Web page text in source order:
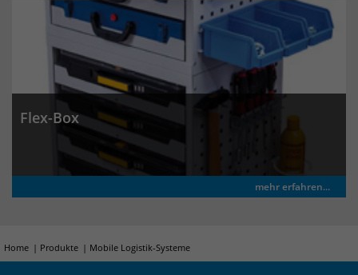
Flex-Box
mehr erfahren...
Home Produkte Mobile Logistik-Systeme